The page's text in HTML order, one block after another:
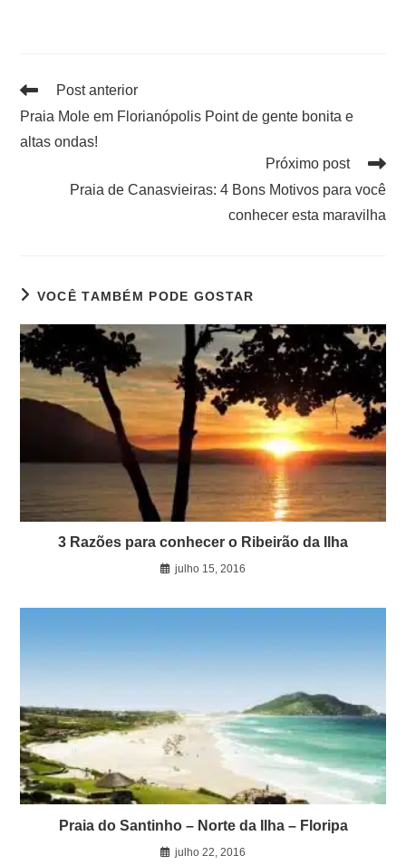
Post anterior
Praia Mole em Florianópolis Point de gente bonita e
altas ondas!
Próximo post
Praia de Canasvieiras: 4 Bons Motivos para você
conhecer esta maravilha
VOCÊ TAMBÉM PODE GOSTAR
3 Razões para conhecer o Ribeirão da Ilha
julho 15, 2016
Praia do Santinho – Norte da Ilha – Floripa
julho 22, 2016